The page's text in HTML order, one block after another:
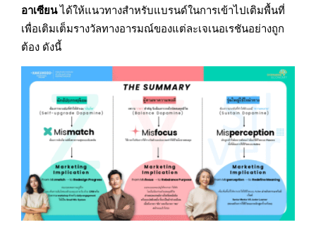
อาเซียนได้ให้แนวทางสำหรับแบรนด์ในการเข้าไปเติมพื้นที่
เพื่อเติมเต็มรางวัลทางอารมณ์ของแต่ละเจเนอเรชันอย่างถูก
ต้อง ดังนี้